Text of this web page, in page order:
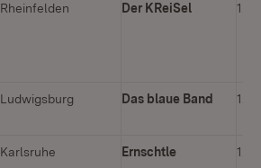
Rheinfelden Der KReiSel 1.
Ludwigsburg Das blaue Band 1.
Karlsruhe Ernschtle 1.